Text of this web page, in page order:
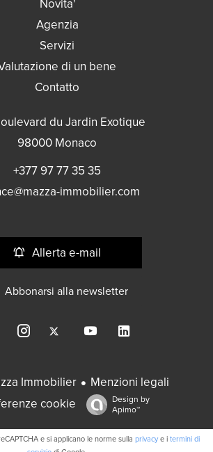
Novita'
Agenzia
Servizi
di un bene
Contatto
du Jardin Exotique
98000 Monaco
+377 97 77 35 35
immobilier.com
Allerta e-mail
Abbonarsi alla newsletter
Immobilier
Menzioni legali
cookie
Design by
Apimo™
e si applicano le norme sulla privacye i termini di